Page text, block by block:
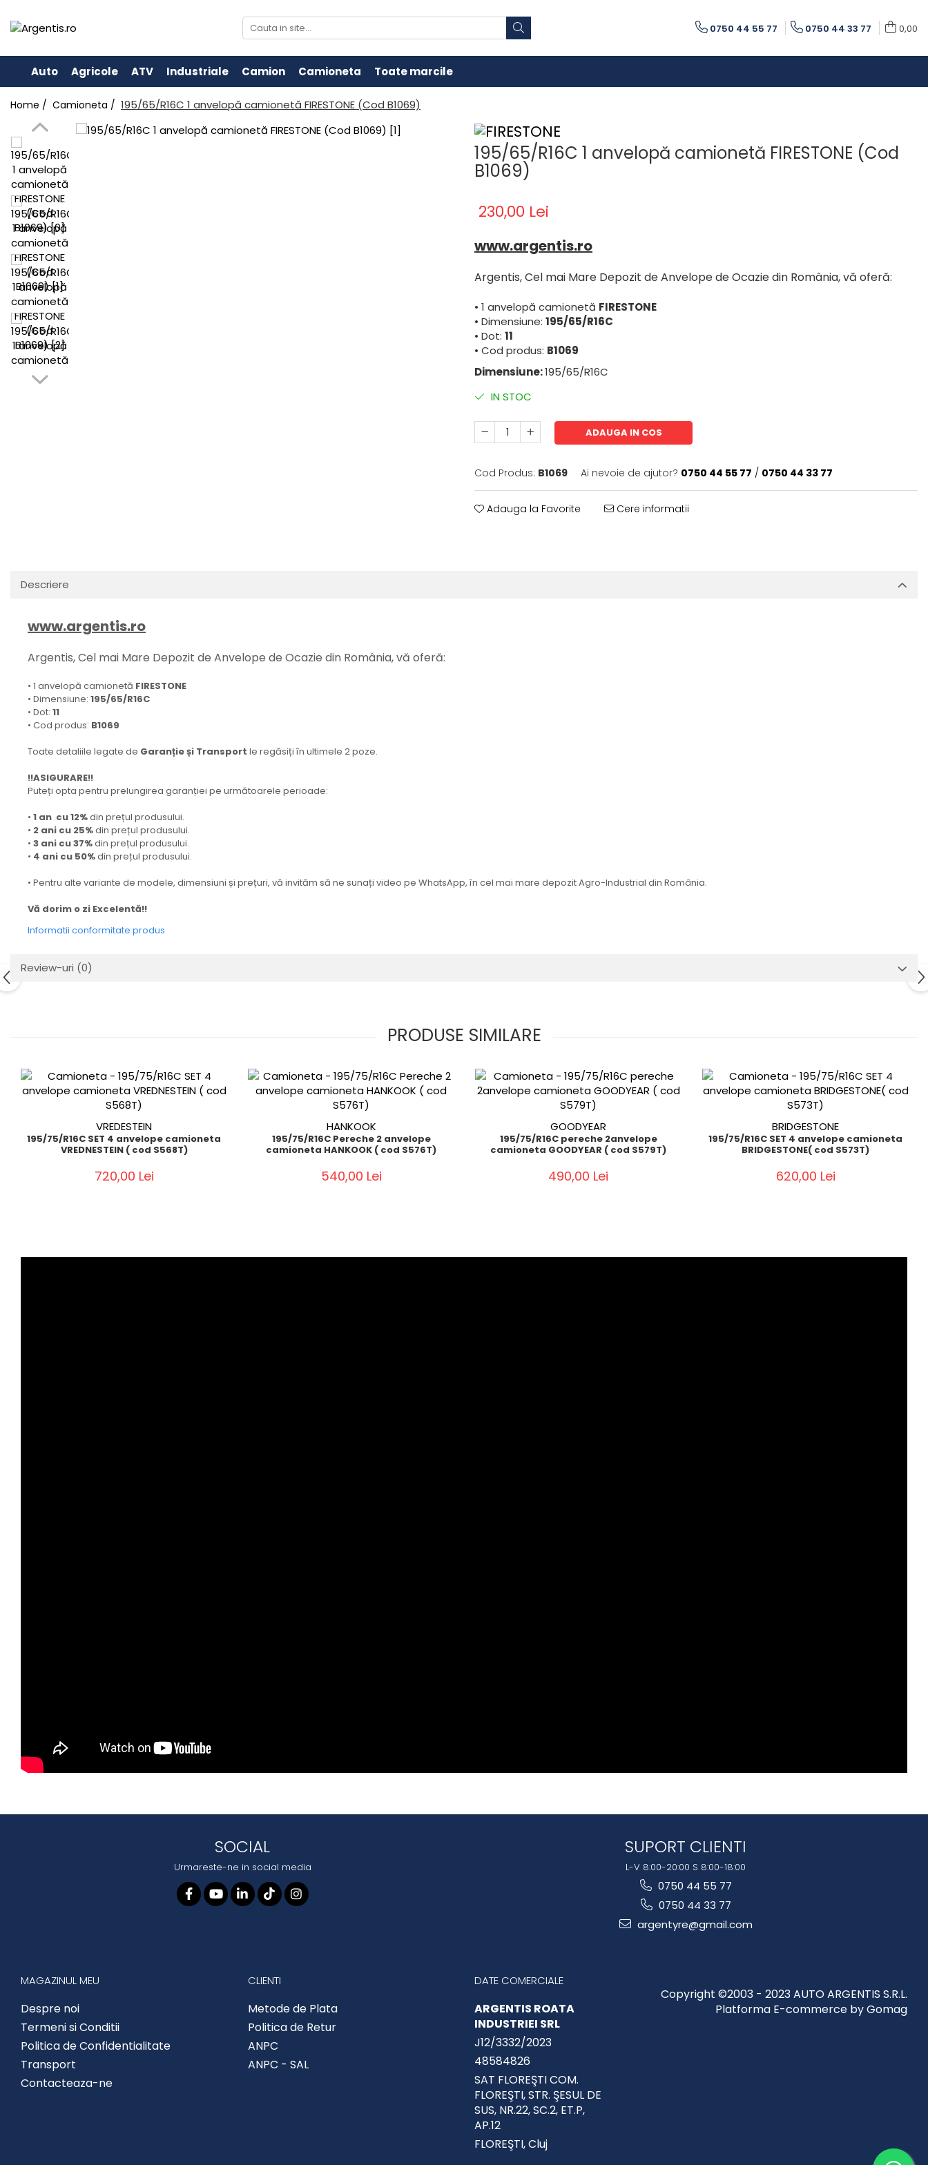
0750 44 55 77 0750 44 33 77 0,00
Auto Agricole ATV Industriale Camion Camioneta Toate marcile
Home / Camioneta / 195/65/R16C 1 anvelopă camionetă FIRESTONE (Cod B1069)
195/65/R16C 1 anvelopă camionetă FIRESTONE (Cod
B1069)
230,00 Lei
www.argentis.ro
Argentis, Cel mai Mare Depozit de Anvelope de Ocazie din România, vă oferă:
• 1 anvelopă camionetă FIRESTONE
• Dimensiune: 195/65/R16C
• Dot: 11
• Cod produs: B1069
Dimensiune:195/65/R16C
IN STOC
ADAUGA IN COS
Cod Produs: B1069 Ai nevoie de ajutor? 0750 44 55 77 / 0750 44 33 77
Adauga la Favorite Cere informatii
Descriere
www.argentis.ro
Argentis, Cel mai Mare Depozit de Anvelope de Ocazie din România, vă oferă:
• 1 anvelopă camionetă FIRESTONE
• Dimensiune: 195/65/R16C
• Dot: 11
• Cod produs: B1069
Toate detaliile legate de Garanție și Transport le regăsiți în ultimele 2 poze.
!!ASIGURARE!!
Puteți opta pentru prelungirea garanției pe următoarele perioade:
• 1 an cu 12%din prețul produsului.
• 2 ani cu 25%din prețul produsului.
• 3 ani cu 37%din prețul produsului.
• 4 ani cu 50%din prețul produsului.
• Pentru alte variante de modele, dimensiuni și prețuri, vă invităm să ne sunați video pe WhatsApp, în cel mai mare depozit Agro-Industrial din România.
Vă dorim o zi Excelentă!!
Informatii conformitate produs
Review-uri (0)
PRODUSE SIMILARE
VREDESTEIN
195/75/R16C SET 4 anvelope camioneta
VREDNESTEIN ( cod S568T)
720,00 Lei
HANKOOK
195/75/R16C Pereche 2 anvelope
camioneta HANKOOK ( cod S576T)
540,00 Lei
GOODYEAR
195/75/R16C pereche 2anvelope
camioneta GOODYEAR ( cod S579T)
490,00 Lei
BRIDGESTONE
195/75/R16C SET 4 anvelope camioneta
BRIDGESTONE( cod S573T)
620,00 Lei
SOCIAL
Urmareste-ne in social media
SUPORT CLIENTI
L-V 8:00-20:00 S 8:00-18:00
0750 44 55 77
0750 44 33 77
argentyre@gmail.com
MAGAZINUL MEU
Despre noi
Termeni si Conditii
Politica de Confidentialitate
Transport
Contacteaza-ne
CLIENTI
Metode de Plata
Politica de Retur
ANPC
ANPC - SAL
DATE COMERCIALE
ARGENTIS ROATA
INDUSTRIEI SRL
J12/3332/2023
48584826
SAT FLOREŞTI COM.
FLOREŞTI, STR. ŞESUL DE
SUS, NR.22, SC.2, ET.P,
AP.12
FLOREŞTI, Cluj
Copyright ©2003 - 2023 AUTO ARGENTIS S.R.L.
Platforma E-commerce by Gomag